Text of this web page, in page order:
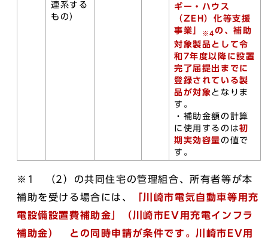
連系する
もの）
ギー・ハウス
（ZEH）化等支援
事業」
※4の、補助
対象製品として令
和7年度以降に設置
完了届提出までに
登録されている製
品が対象 となりま
す。
・補助金額の計算
に使用するのは初
期実効容量の値で
す。
※1 （2）の共同住宅の管理組合、所有者等が本
補助を受ける場合には、
「川崎市電気自動車等用充
電設備設置費補助金」（川崎市EV用充電インフラ
補助金） との同時申請が条件です。 川崎市EV用